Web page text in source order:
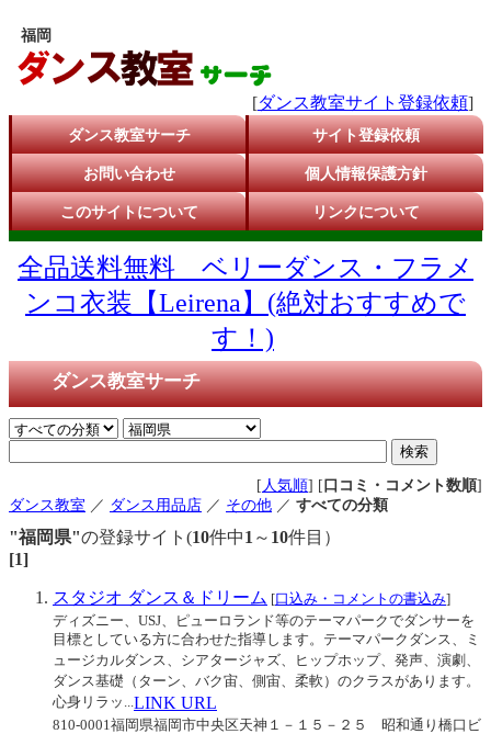
福岡
[ダンス教室サイト登録依頼]
ダンス教室サーチ サイト登録依頼
お問い合わせ 個人情報保護方針
このサイトについて リンクについて
全品送料無料 ベリーダンス・フラメ
ンコ衣装【Leirena】(絶対おすすめで
す！)
ダンス教室サーチ
[ 人気順] [ 口コミ・コメント数順]
ダンス教室 ／ ダンス用品店 ／ その他 ／ すべての分類
"福岡県"の登録サイト(10件中1 ～ 10件目）
[1]
スタジオ ダンス＆ドリーム [口込み・コメントの書込み]
ディズニー、USJ、ピューロランド等のテーマパークでダンサーを
目標としている方に合わせた指導します。テーマパークダンス、ミ
ュージカルダンス、シアタージャズ、ヒップホップ、発声、演劇、
ダンス基礎（ターン、バク宙、側宙、柔軟）のクラスがあります。
心身リラッ...LINK URL
810-0001福岡県福岡市中央区天神１－１５－２５ 昭和通り橋口ビ